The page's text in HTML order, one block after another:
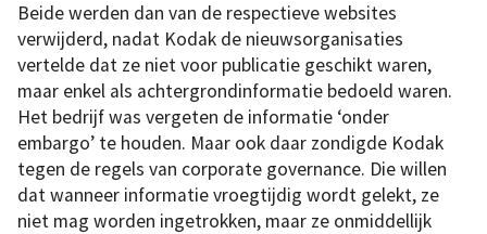
Beide werden dan van de respectieve websites
verwijderd, nadat Kodak de nieuwsorganisaties
vertelde dat ze niet voor publicatie geschikt waren,
maar enkel als achtergrondinformatie bedoeld waren.
Het bedrijf was vergeten de informatie ‘onder
embargo’ te houden. Maar ook daar zondigde Kodak
tegen de regels van corporate governance. Die willen
dat wanneer informatie vroegtijdig wordt gelekt, ze
niet mag worden ingetrokken, maar ze onmiddellijk